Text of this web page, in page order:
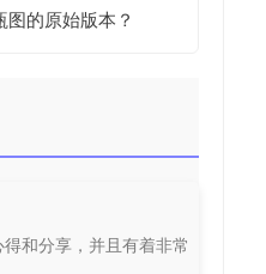
的原始版本？
和分享，并且有着非常